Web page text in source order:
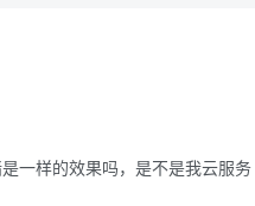
一样的效果吗，是不是我云服务